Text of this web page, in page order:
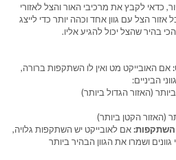
כדאי לקבץ את מרכיבי האור והצל לאזורי
הצל עם גוון אחד וכהה יותר כדי לייצג
בהיר שהצל יכול להגיע אליו.
אם האובייקט מט ואין לו השתקפות ברורה,
הביניים:
ביותר (האזור הגדול ביותר)
(האזור הקטן ביותר)
השתקפות: אם לאובייקט יש השתקפות גלויה,
גוונים ושמרו את הגוון הבהיר ביותר